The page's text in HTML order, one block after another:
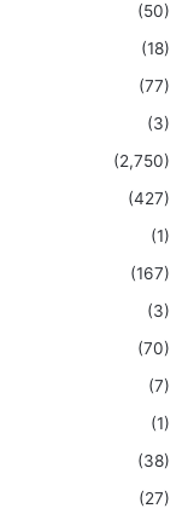
(50)
(18)
(77)
(3)
(2,750)
(427)
(1)
(167)
(3)
(70)
(7)
(1)
(38)
(27)